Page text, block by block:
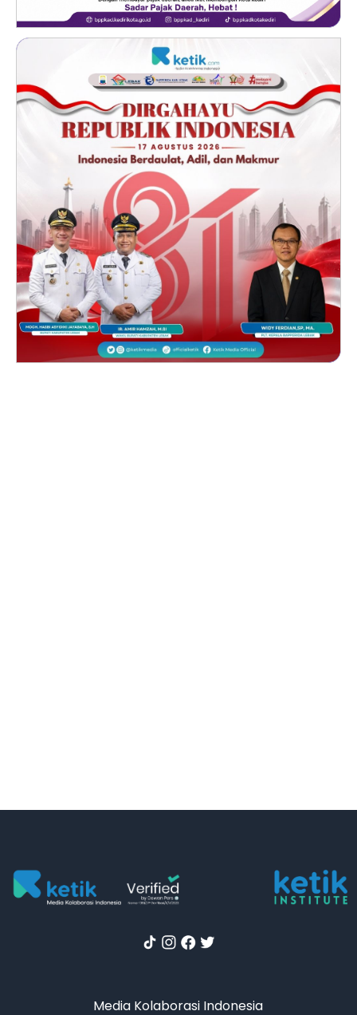
Media Kolaborasi Indonesia